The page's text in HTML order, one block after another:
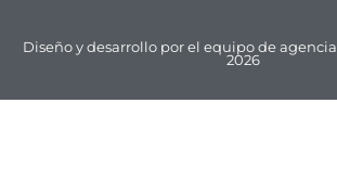
Diseño y desarrollo por el equipo de agencia
2026